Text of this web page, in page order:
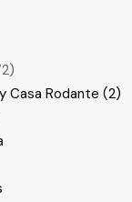
Casa Rodante (2)